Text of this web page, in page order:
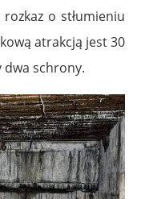
o stłumieniu
atrakcją jest 30
dwa schrony.